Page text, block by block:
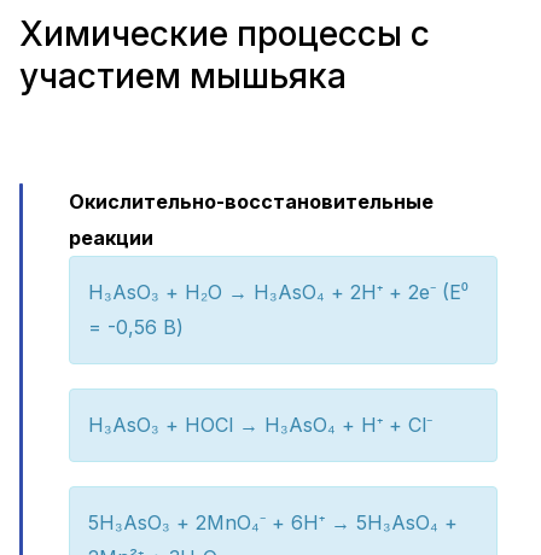
Химические процессы с
участием мышьяка
Окислительно-восстановительные
реакции
H₃AsO₃ + H₂O → H₃AsO₄ + 2H⁺ + 2e⁻ (E⁰
= -0,56 В)
H₃AsO₃ + HOCl → H₃AsO₄ + H⁺ + Cl⁻
5H₃AsO₃ + 2MnO₄⁻ + 6H⁺ → 5H₃AsO₄ +